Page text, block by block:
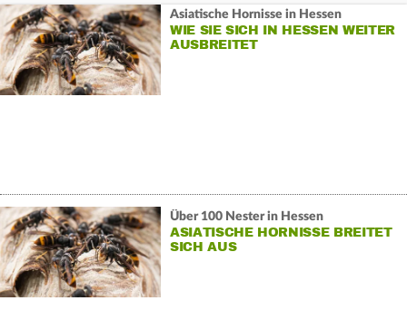
Asiatische Hornisse in Hessen
WIE SIE SICH IN HESSEN WEITER
AUSBREITET
Über 100 Nester in Hessen
ASIATISCHE HORNISSE BREITET
SICH AUS